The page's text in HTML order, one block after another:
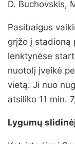
D. Buchovskis,
Pasibaigus
grįžo į stadioną
lenktynėse
nuotolį įveikė
vietą. Ji nuo
atsiliko 11 min.
Lygumų